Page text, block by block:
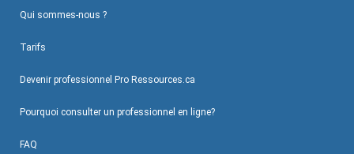
Qui sommes-nous ?
Tarifs
Devenir professionnel Pro Ressources.ca
Pourquoi consulter un professionnel en ligne?
FAQ